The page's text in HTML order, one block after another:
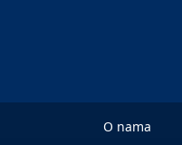
O nama